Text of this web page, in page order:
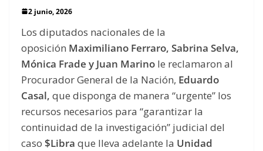
2 junio, 2026
Los diputados nacionales de la
oposición Maximiliano Ferraro, Sabrina Selva,
Mónica Frade y Juan Marino le reclamaron al
Procurador General de la Nación, Eduardo
Casal, que disponga de manera “urgente” los
recursos necesarios para “garantizar la
continuidad de la investigación” judicial del
caso $Libra que lleva adelante la Unidad